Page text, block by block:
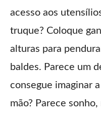
acesso aos
truque? Coloque
alturas para
baldes. Parece um
consegue imaginar
mão? Parece